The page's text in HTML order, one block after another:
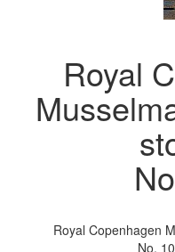
Royal
Royal Copenhagen
No.